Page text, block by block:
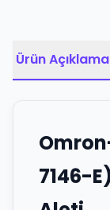
Ürün
7146-